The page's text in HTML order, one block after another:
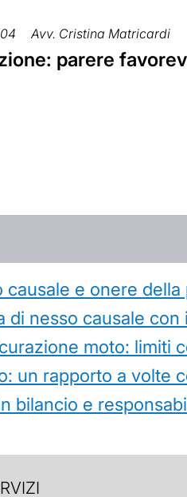
Avv. Cristina Matricardi
parere
e onere della
di nesso causale con
moto: limiti
un rapporto a volte
bilancio e